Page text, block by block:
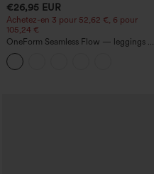
€26,95 EUR
Achetez-en 3 pour 52,62 €, 6 pour
105,24 €
OneForm Seamless Flow — leggings de
yoga sans coutures, taille mi-haute, effet
gainant pour le ventre et liftant pour les
fesses